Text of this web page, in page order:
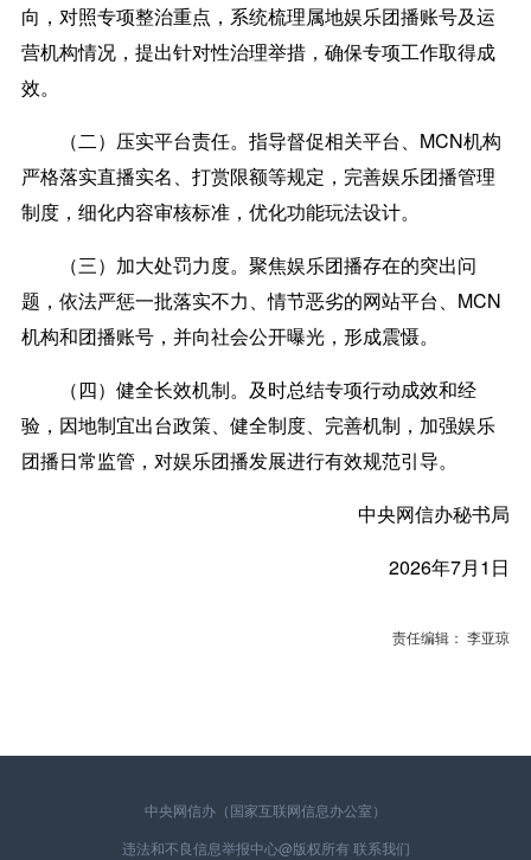
向，对照专项整治重点，系统梳理属地娱乐团播账号及运
营机构情况，提出针对性治理举措，确保专项工作取得成
效。
（二）压实平台责任。 指导督促相关平台、MCN机构
严格落实直播实名、打赏限额等规定，完善娱乐团播管理
制度，细化内容审核标准，优化功能玩法设计。
（三）加大处罚力度。 聚焦娱乐团播存在的突出问
题，依法严惩一批落实不力、情节恶劣的网站平台、MCN
机构和团播账号，并向社会公开曝光，形成震慑。
（四）健全长效机制。 及时总结专项行动成效和经
验，因地制宜出台政策、健全制度、完善机制，加强娱乐
团播日常监管，对娱乐团播发展进行有效规范引导。
中央网信办秘书局
2026年7月1日
责任编辑： 李亚琼
中央网信办（国家互联网信息办公室）
违法和不良信息举报中心@版权所有 联系我们